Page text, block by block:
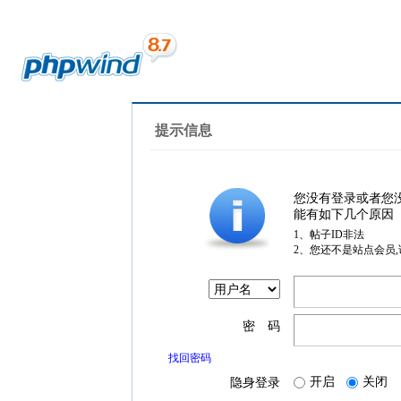
提示信息
您没有登录或者您
能有如下几个原因
1、帖子ID非法
2、您还不是站点会员
密 码
找回密码
隐身登录 开启 关闭